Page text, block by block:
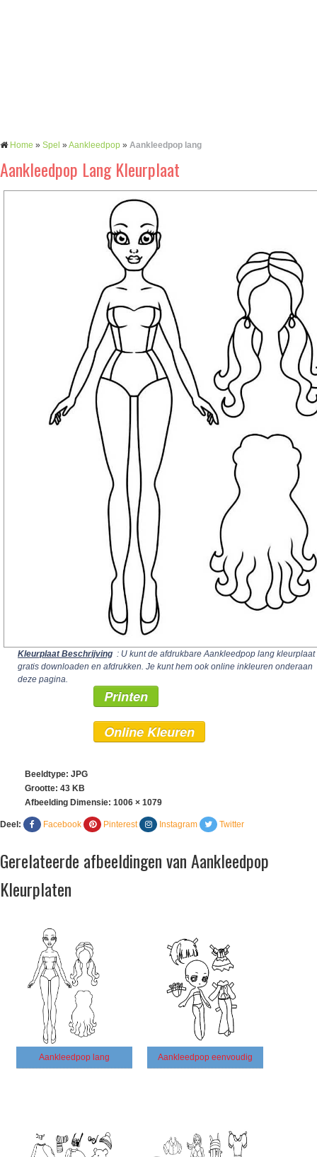
Home » Spel »Aankleedpop » Aankleedpop lang
Aankleedpop Lang Kleurplaat
Kleurplaat Beschrijving : U kunt de afdrukbare Aankleedpop lang kleurplaat
gratis downloaden en afdrukken. Je kunt hem ook online inkleuren onderaan
deze pagina.
Printen
Online Kleuren
Beeldtype: JPG
Grootte: 43 KB
Afbeelding Dimensie: 1006 × 1079
Deel: Facebook Pinterest Instagram Twitter
Gerelateerde afbeeldingen van Aankleedpop
Kleurplaten
Aankleedpop lang Aankleedpop eenvoudig